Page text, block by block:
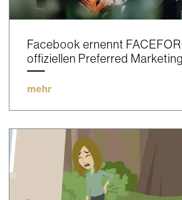
Facebook ernennt
offiziellen Preferred
mehr